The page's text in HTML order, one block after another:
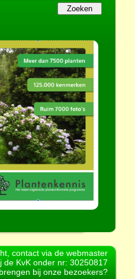
contact via de webmaster
de KvK onder nr: 30250817
bij onze bezoekers?